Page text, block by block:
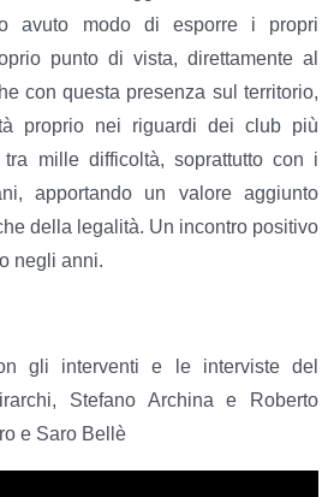
avuto modo di esporre i propri
punto di vista, direttamente al
con questa presenza sul territorio,
proprio nei riguardi dei club più
mille difficoltà, soprattutto con i
apportando un valore aggiunto
della legalità. Un incontro positivo
negli anni.
gli interventi e le interviste del
Stefano Archina e Roberto
e Saro Bellè